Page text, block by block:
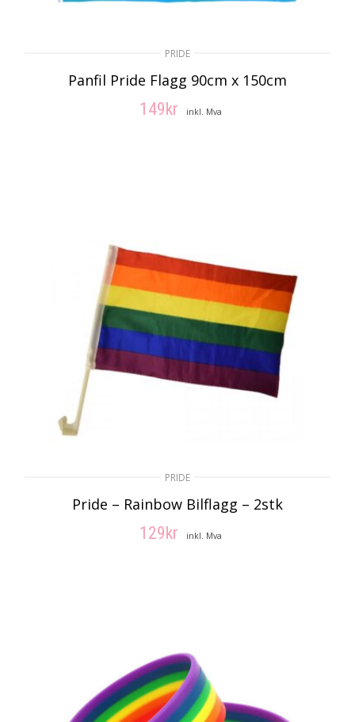
PRIDE
Panfil Pride Flagg 90cm x 150cm
149kr inkl. Mva
PRIDE
Pride – Rainbow Bilflagg – 2stk
129kr inkl. Mva